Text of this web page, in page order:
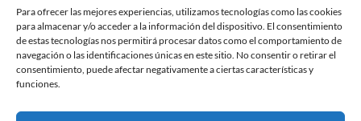
Para ofrecer las mejores experiencias, utilizamos tecnologías como las cookies
para almacenar y/o acceder a la información del dispositivo. El consentimiento
de estas tecnologías nos permitirá procesar datos como el comportamiento de
navegación o las identificaciones únicas en este sitio. No consentir o retirar el
consentimiento, puede afectar negativamente a ciertas características y
funciones.
Orlando GutiérrezenAutomovilismo
Gustavo Medina MedinaenAjedrez
Buscar: